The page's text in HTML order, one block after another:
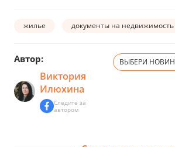
жилье документы на недвижимость
Автор:
Виктория
Илюхина
Следите за
автором
ВЫБЕРИ